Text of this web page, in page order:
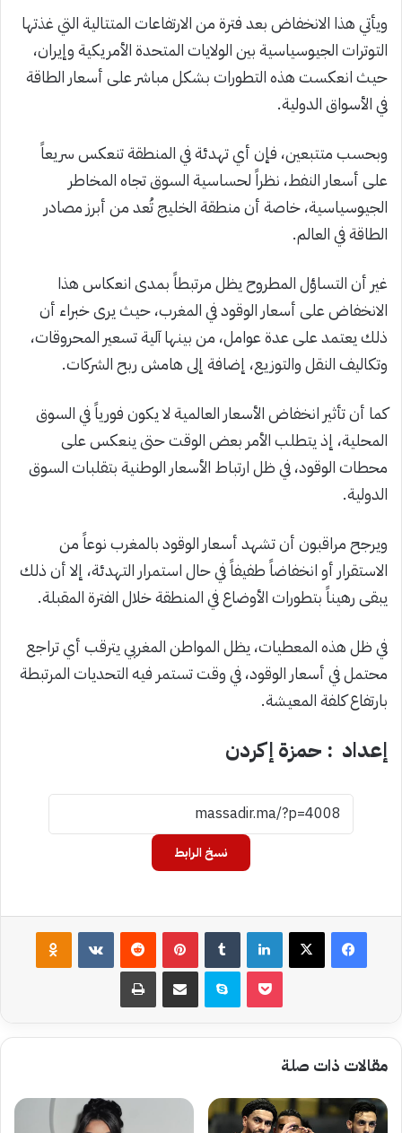
ويأتي هذا الانخفاض بعد فترة من الارتفاعات المتتالية التي غذتها
التوترات الجيوسياسية بين الولايات المتحدة الأمريكية وإيران،
حيث انعكست هذه التطورات بشكل مباشر على أسعار الطاقة
في الأسواق الدولية.
وبحسب متتبعين، فإن أي تهدئة في المنطقة تنعكس سريعاً
على أسعار النفط، نظراً لحساسية السوق تجاه المخاطر
الجيوسياسية، خاصة أن منطقة الخليج تُعد من أبرز مصادر
الطاقة في العالم.
غير أن التساؤل المطروح يظل مرتبطاً بمدى انعكاس هذا
الانخفاض على أسعار الوقود في المغرب، حيث يرى خبراء أن
ذلك يعتمد على عدة عوامل، من بينها آلية تسعير المحروقات،
وتكاليف النقل والتوزيع، إضافة إلى هامش ربح الشركات.
كما أن تأثير انخفاض الأسعار العالمية لا يكون فورياً في السوق
المحلية، إذ يتطلب الأمر بعض الوقت حتى ينعكس على
محطات الوقود، في ظل ارتباط الأسعار الوطنية بتقلبات السوق
الدولية.
ويرجح مراقبون أن تشهد أسعار الوقود بالمغرب نوعاً من
الاستقرار أو انخفاضاً طفيفاً في حال استمرار التهدئة، إلا أن ذلك
يبقى رهيناً بتطورات الأوضاع في المنطقة خلال الفترة المقبلة.
في ظل هذه المعطيات، يظل المواطن المغربي يترقب أي تراجع
محتمل في أسعار الوقود، في وقت تستمر فيه التحديات المرتبطة
بارتفاع كلفة المعيشة.
إعداد : حمزة إكردن
نسخ الرابط
فيسبوك‫X لينكدإن ‏Tumblr بينتيريست
‏Reddit
‏VKontakte
‫Pocket سكايب مشاركة عبر البريد طباعة
مقالات ذات صلة